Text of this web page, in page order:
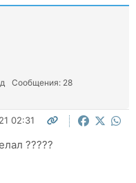
Сообщения: 28
02:31
?????